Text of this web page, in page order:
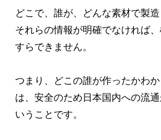
どこで、誰が、どんな素材で製造
それらの情報が明確でなければ
すらできません。
つまり、どこの誰が作ったかわ
は、安全のため日本国内への流
いうことです。